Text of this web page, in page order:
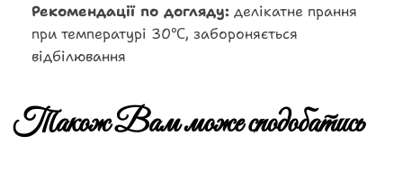
Рекомендації по догляду: делікатне прання
при температурі 30℃, забороняється
відбілювання
Також Вам може сподобатись